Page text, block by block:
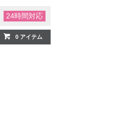
24時間対応
0 アイテム